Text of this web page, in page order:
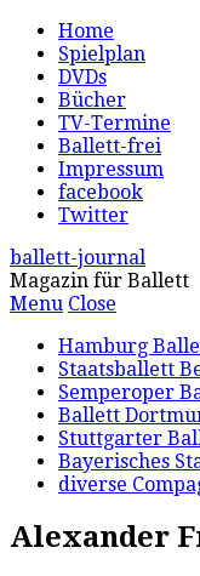
Home
Spielplan
DVDs
Bücher
TV-Termine
Ballett-frei
Impressum
facebook
Twitter
ballett-journal
Magazin für Ballett
Menu Close
Hamburg
Staatsballett
Semperoper
Ballett
Stuttgarter
Bayerisches
diverse
Alexander